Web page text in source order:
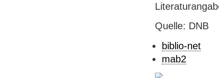
Quelle: DNB
biblio-net
mab2